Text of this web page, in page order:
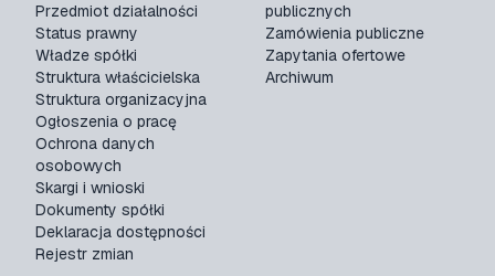
Przedmiot działalności
Status prawny
Władze spółki
Struktura właścicielska
Struktura organizacyjna
Ogłoszenia o pracę
Ochrona danych
osobowych
Skargi i wnioski
Dokumenty spółki
Deklaracja dostępności
Rejestr zmian
publicznych
Zamówienia publiczne
Zapytania ofertowe
Archiwum